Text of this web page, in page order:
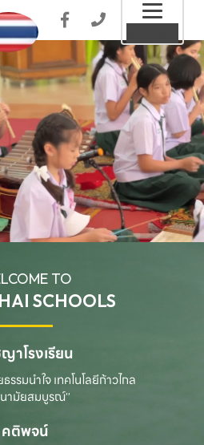
TO
SCHOOLS
าโรงเรียน
รรมนำใจ เทคโนโลยีก้าวไกล
ามัยสมบูรณ์”
คติพจน์